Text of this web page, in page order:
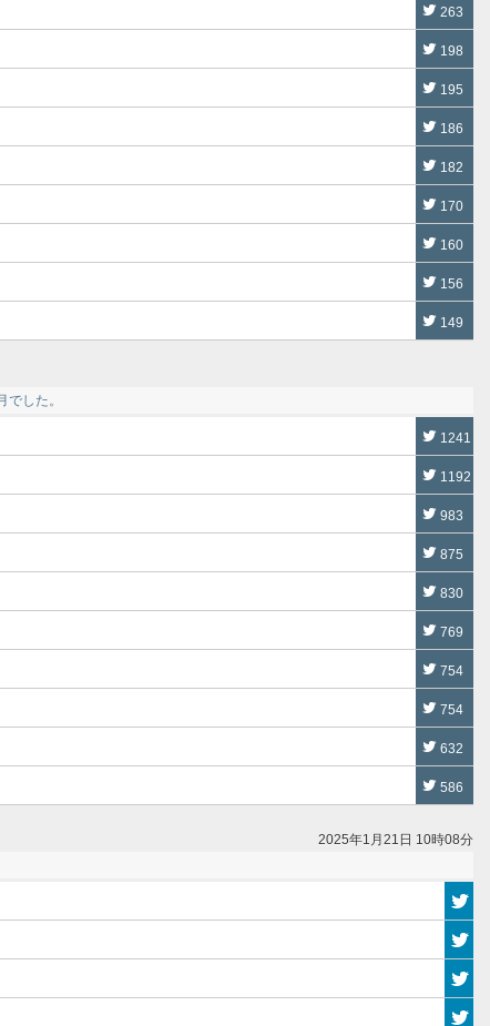
263
198
195
186
182
170
160
156
149
した。
1241
1192
983
875
830
769
754
754
632
586
2025年1月21日 10時08分